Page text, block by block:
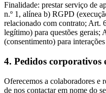
Finalidade: prestar serviço de
n.º 1, alínea b) RGPD
relacionado com contrato; Art.
legítimo) para questões gerais;
(consentimento) para
4. Pedidos corporativos
Oferecemos a colaboradores e
de nos contactar em nome do